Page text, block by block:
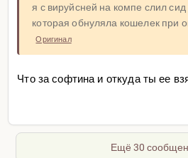
я с вируйсней на компе слил
которая обнуляла кошелек при
Оригинал
Что за софтина и откуда ты ее
Ещё 30